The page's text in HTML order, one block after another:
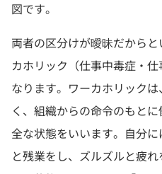
図です。
両者の区分けが曖昧だから
カホリック（仕事中毒症・
なります。ワーカホリック
く、組織からの命令のもと
全な状態をいいます。自分
と残業をし、ズルズルと疲